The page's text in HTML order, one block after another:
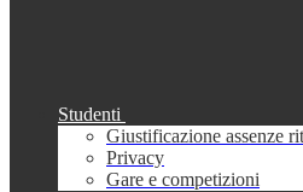
Studenti
Giustificazione assenze
Privacy
Gare e competizioni